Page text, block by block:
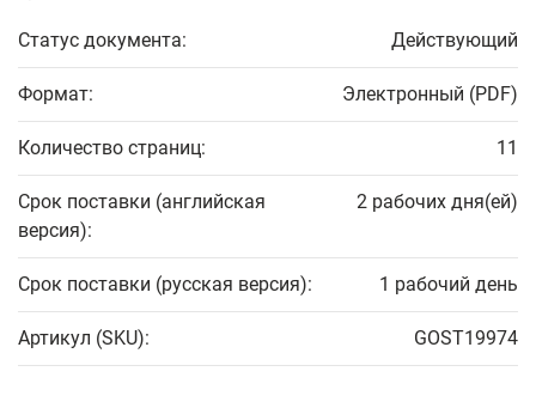
Статус документа: Действующий
Формат: Электронный (PDF)
Количество страниц: 11
Срок поставки (английская
версия):
2 рабочих дня(ей)
Срок поставки (русская версия): 1 рабочий день
Артикул (SKU): GOST19974